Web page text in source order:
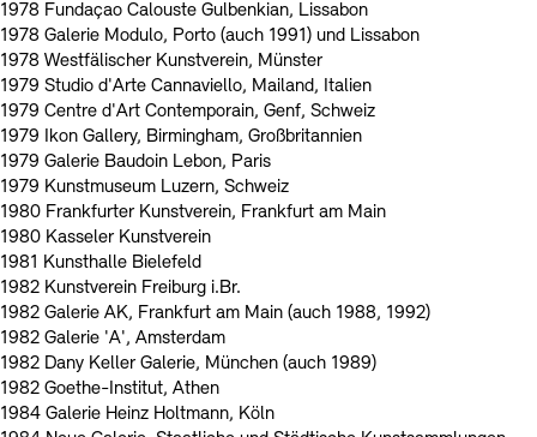
1978 Fundaçao Calouste Gulbenkian, Lissabon
1978 Galerie Modulo, Porto (auch 1991) und Lissabon
1978 Westfälischer Kunstverein, Münster
1979 Studio d'Arte Cannaviello, Mailand, Italien
1979 Centre d'Art Contemporain, Genf, Schweiz
1979 Ikon Gallery, Birmingham, Großbritannien
1979 Galerie Baudoin Lebon, Paris
1979 Kunstmuseum Luzern, Schweiz
1980 Frankfurter Kunstverein, Frankfurt am Main
1980 Kasseler Kunstverein
1981 Kunsthalle Bielefeld
1982 Kunstverein Freiburg i.Br.
1982 Galerie AK, Frankfurt am Main (auch 1988, 1992)
1982 Galerie 'A', Amsterdam
1982 Dany Keller Galerie, München (auch 1989)
1982 Goethe-Institut, Athen
1984 Galerie Heinz Holtmann, Köln